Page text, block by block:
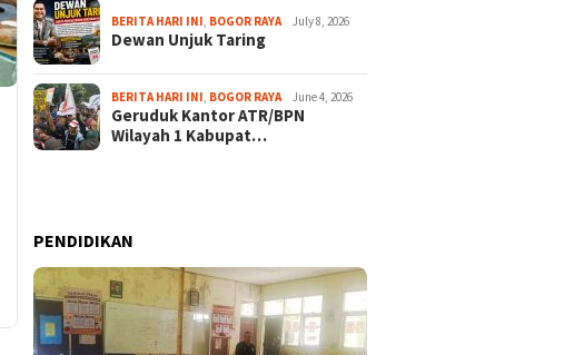
BERITA HARI INI BOGOR RAYA July 8, 2026
Dewan Unjuk Taring
BERITA HARI INI BOGOR RAYA June 4, 2026
Geruduk Kantor ATR/BPN
Wilayah 1 Kabupat…
PENDIDIKAN